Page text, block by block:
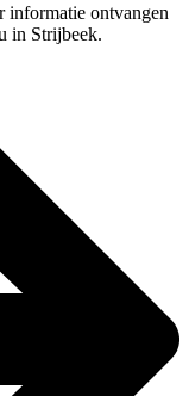
informatie ontvangen
in Strijbeek.